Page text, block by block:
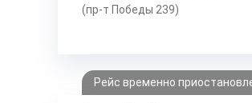
(пр-т Победы 239)
Рейс временно